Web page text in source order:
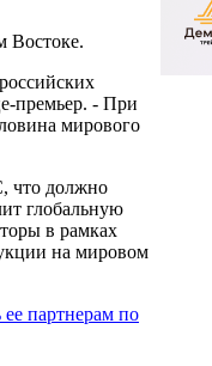
Востоке.
премьер. - При
мирового
что должно
глобальную
в рамках
на мировом
партнерам по